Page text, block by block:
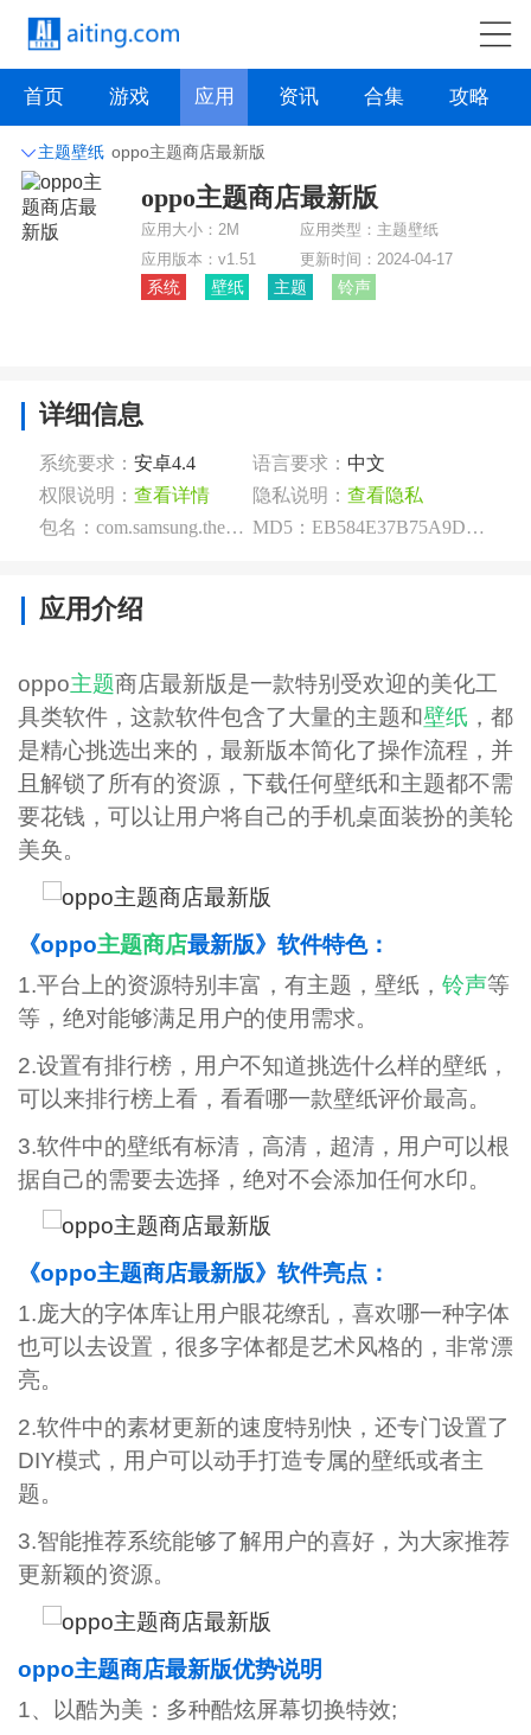
首页 游戏 应用 资讯 合集 攻略
主题壁纸 oppo主题商店最新版
社交聊天 系统工具 主题壁纸
生活实用 办公学习 资讯阅读
时尚购物 其它软件
oppo主题商店最新版
应用大小：2M 应用类型： 主题壁纸
应用版本：v1.51 更新时间：2024-04-17
系统 壁纸 主题 铃声
详细信息
系统要求： 安卓4.4 语言要求： 中文
权限说明： 查看详情 隐私说明： 查看隐私
包名：com.samsung.themestore
MD5：EB584E37B75A9D783A9575A833DDD935
应用介绍
oppo主题商店最新版是一款特别受欢迎的美化工
具类软件，这款软件包含了大量的主题和壁纸 ，都
是精心挑选出来的，最新版本简化了操作流程，并
且解锁了所有的资源，下载任何壁纸和主题都不需
要花钱，可以让用户将自己的手机桌面装扮的美轮
美奂。
《oppo主题商店最新版》软件特色：
1.平台上的资源特别丰富，有主题，壁纸， 铃声等
等，绝对能够满足用户的使用需求。
2.设置有排行榜，用户不知道挑选什么样的壁纸，
可以来排行榜上看，看看哪一款壁纸评价最高。
3.软件中的壁纸有标清，高清，超清，用户可以根
据自己的需要去选择，绝对不会添加任何水印。
《oppo主题商店最新版》软件亮点：
1.庞大的字体库让用户眼花缭乱，喜欢哪一种字体
也可以去设置，很多字体都是艺术风格的，非常漂
亮。
2.软件中的素材更新的速度特别快，还专门设置了
DIY模式，用户可以动手打造专属的壁纸或者主
题。
3.智能推荐系统能够了解用户的喜好，为大家推荐
更新颖的资源。
oppo主题商店最新版优势说明
1、以酷为美：多种酷炫屏幕切换特效;